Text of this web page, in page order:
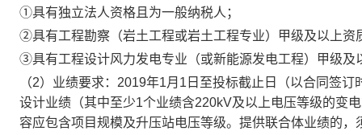
①具有独立法人资格且为一般纳税人；
②具有工程勘察（岩土工程或岩土工程专业）甲级及以上
③具有工程设计风力发电专业（或新能源发电工程）甲级及
（2）业绩要求：2019年1月1日至投标截止日（以合同签
设计业绩（其中至少1个业绩含220kV及以上电压等级的变
容应包含项目规模及升压站电压等级。提供联合体业绩的